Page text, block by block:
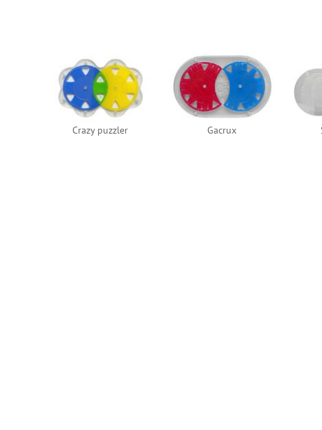
Crazy puzzler Gacrux